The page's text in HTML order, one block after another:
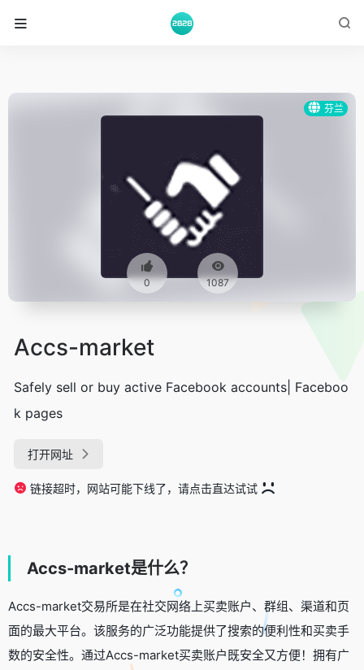
芬兰
0 1087
Accs-market
Safely sell or buy active Facebook accounts| Faceboo
k pages
打开网址
链接超时，网站可能下线了，请点击直达试试
Accs-market是什么？
Accs-market交易所是在社交网络上买卖账户、群组、渠道和页
面的最大平台。该服务的广泛功能提供了搜索的便利性和买卖手
数的安全性。通过Accs-market买卖账户既安全又方便！拥有广